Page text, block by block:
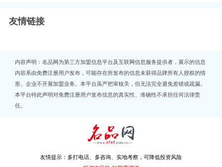
友情链接
内容声明：名品网为第三方加盟信息平台及互联网信息服务提供者，展示的信息
内容系由免费注册用户发布，可能存在所发布的信息未获得品牌所有人授权的情
形、企业不开展加盟业务。本平台虽严把审核关，但无法完全避免差错或疏漏。
本平台特此声明对免费注册用户发布信息的真实性、准确性不承担任何法律责
任。
友情提示：多打电话、多咨询、实地考察，可降低投资风险